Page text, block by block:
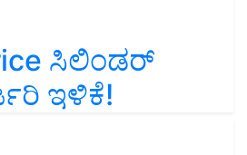
ಸಿಲಿಂಡರ್‌
ಇಳಿಕೆ!